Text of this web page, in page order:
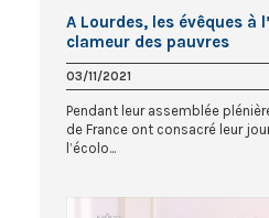
A Lourdes, les évêques à
clameur des pauvres
03/11/2021
Pendant leur assemblée
de France ont consacré leur
l’écolo...